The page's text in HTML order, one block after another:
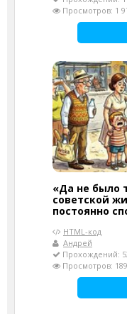
Просмотров: 1
«Да не было
советской
постоянно
HTML-код
Андрей
Прохождений:
Просмотров: